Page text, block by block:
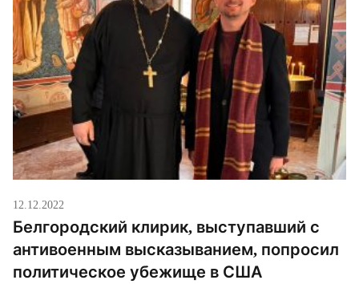
12.12.2022
Белгородский клирик, выступавший с
антивоенным высказыванием, попросил
политическое убежище в США